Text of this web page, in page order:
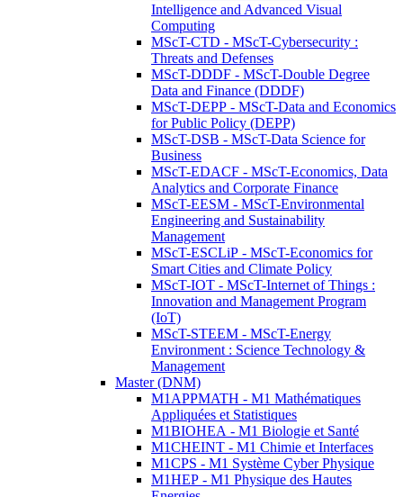
Intelligence and Advanced Visual
Computing
MScT-CTD - MScT-Cybersecurity :
Threats and Defenses
MScT-DDDF - MScT-Double Degree
Data and Finance (DDDF)
MScT-DEPP - MScT-Data and Economics
for Public Policy (DEPP)
MScT-DSB - MScT-Data Science for
Business
MScT-EDACF - MScT-Economics, Data
Analytics and Corporate Finance
MScT-EESM - MScT-Environmental
Engineering and Sustainability
Management
MScT-ESCLiP - MScT-Economics for
Smart Cities and Climate Policy
MScT-IOT - MScT-Internet of Things :
Innovation and Management Program
(IoT)
MScT-STEEM - MScT-Energy
Environment : Science Technology &
Management
Master (DNM)
M1APPMATH - M1 Mathématiques
Appliquées et Statistiques
M1BIOHEA - M1 Biologie et Santé
M1CHEINT - M1 Chimie et Interfaces
M1CPS - M1 Système Cyber Physique
M1HEP - M1 Physique des Hautes